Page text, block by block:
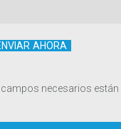
AHORA
campos necesarios